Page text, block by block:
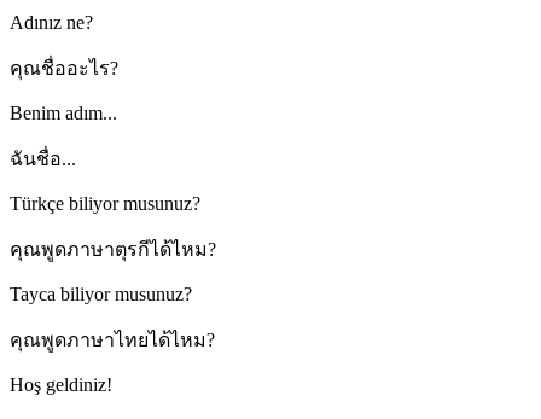
Adınız ne?
คุณชื่ออะไร?
Benim adım...
ฉันชื่อ...
Türkçe biliyor musunuz?
คุณพูดภาษาตุรกีได้ไหม?
Tayca biliyor musunuz?
คุณพูดภาษาไทยได้ไหม?
Hoş geldiniz!